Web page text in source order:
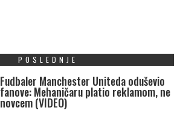
POSLEDNJE
Fudbaler Manchester Uniteda oduševio
fanove: Mehaničaru platio reklamom, ne
novcem (VIDEO)